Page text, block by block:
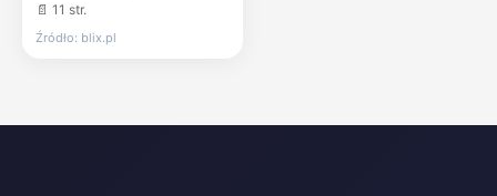
📄 11 str.
Źródło: blix.pl